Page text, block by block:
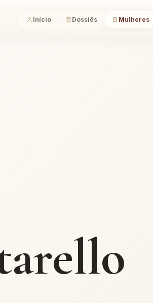
Início Dossiês Mulheres